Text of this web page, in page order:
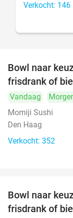
Verkocht: 146
Bowl naar
frisdrank of
Vandaag
Momiji Sushi
Den Haag
Verkocht: 352
Bowl naar
frisdrank of